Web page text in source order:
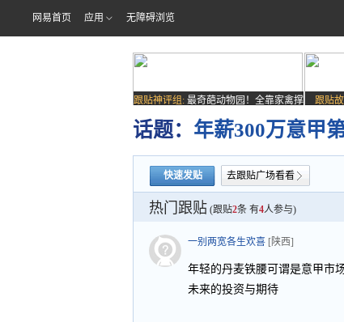
网易首页 应用 无障碍浏览
跟贴神评组: 最奇葩动物园！全靠家禽撑
场子
跟贴
话题： 年薪300万意甲
快速发贴 去跟贴广场看看
热门跟贴 (跟贴2条 有4人参与)
一别两宽各生欢喜 [陕西]
年轻的丹麦铁腰可谓是意甲市
未来的投资与期待